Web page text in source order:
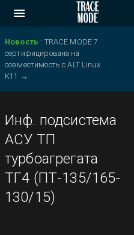
Новость : TRACE MODE 7
сертифицирована на
совместимость с ALT Linux
K11 →
Инф. подсистема
АСУ ТП
турбоагрегата
ТГ4 (ПТ-135/165-
130/15)